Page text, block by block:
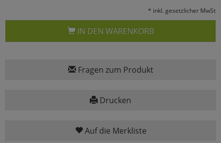
* inkl. gesetzlicher MwSt
IN DEN WARENKORB
Fragen zum Produkt
Drucken
Auf die Merkliste